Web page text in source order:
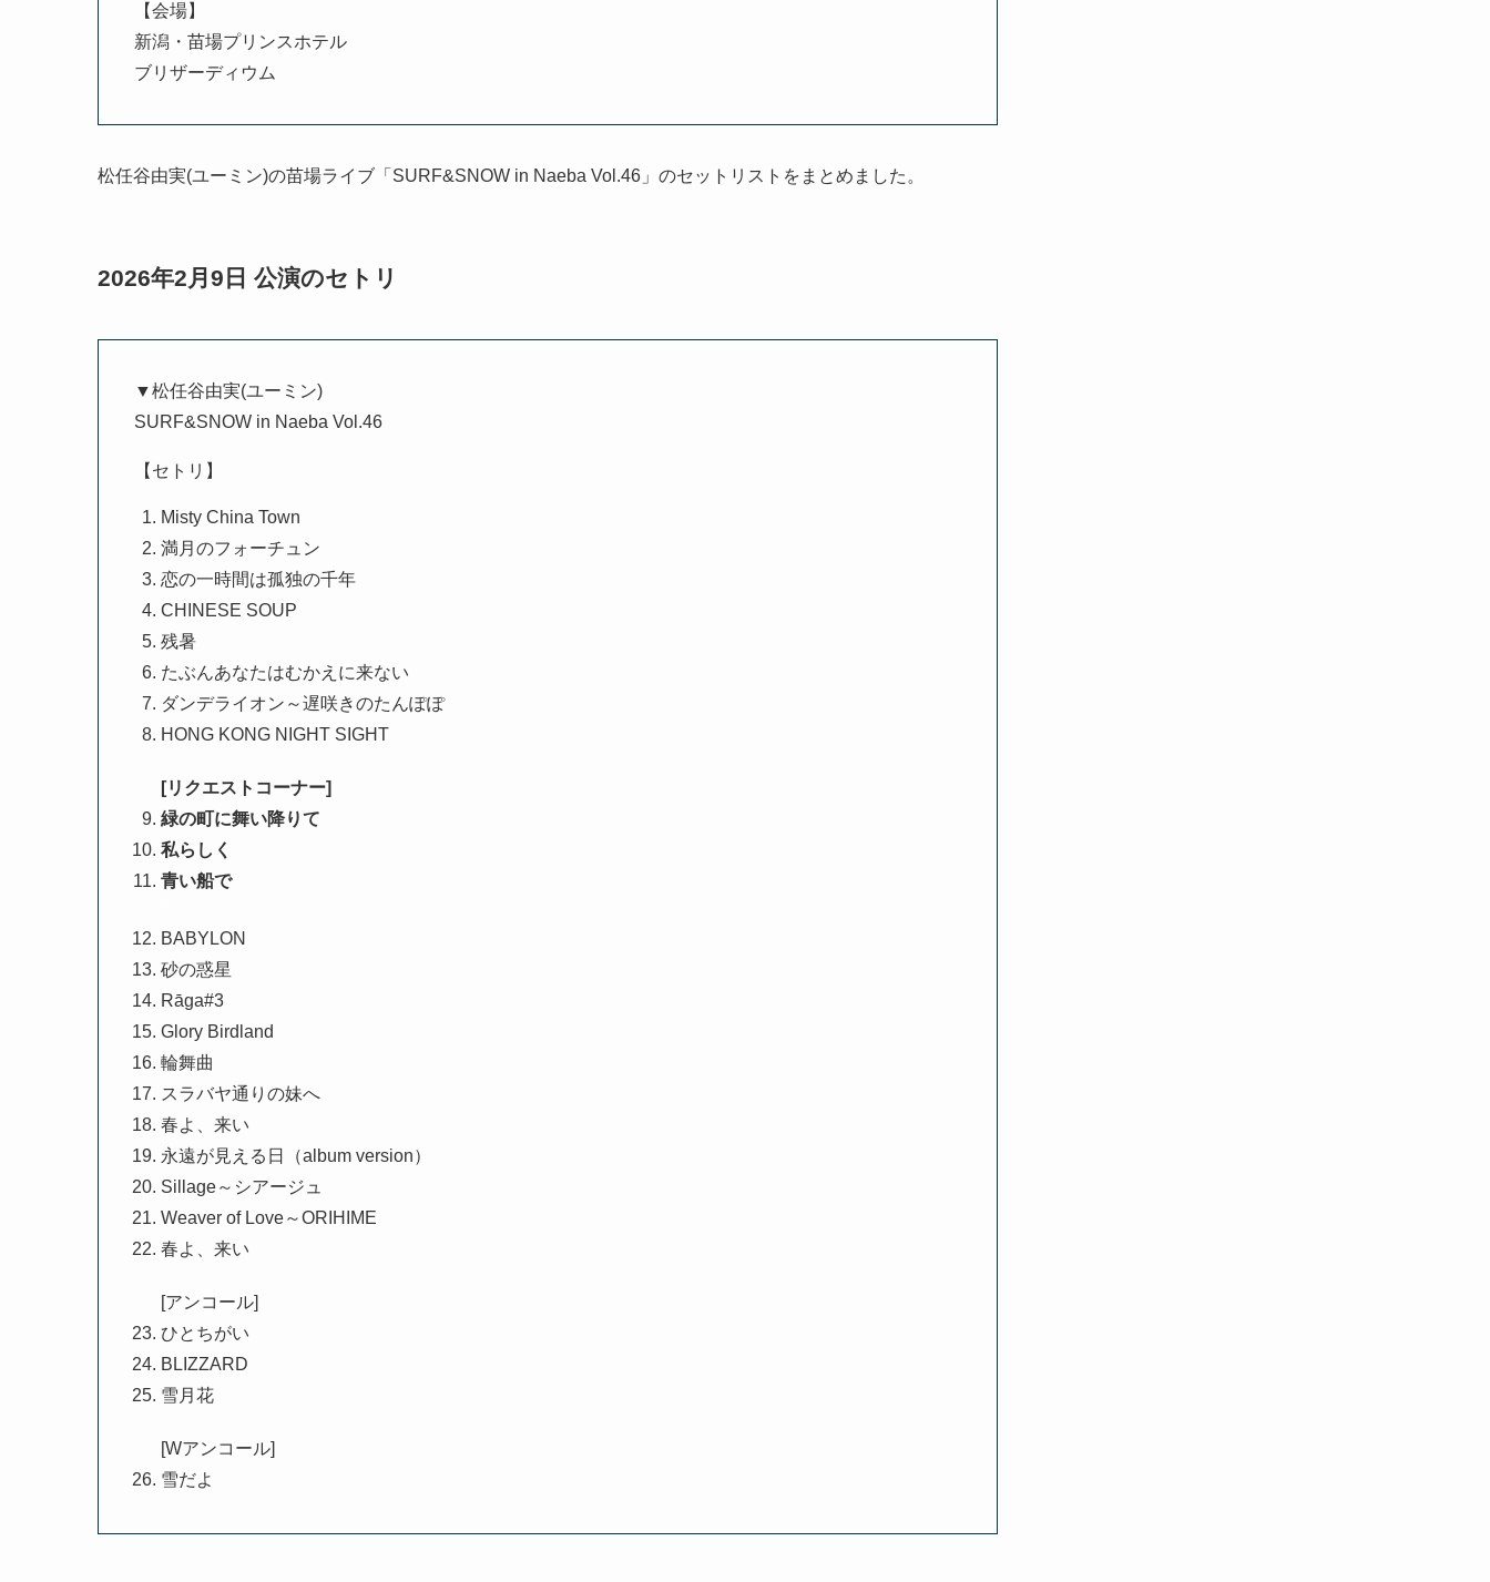
【会場】
新潟・苗場プリンスホテル
ブリザーディウム
松任谷由実(ユーミン)の苗場ライブ「SURF&SNOW in Naeba Vol.46」のセットリストをまとめました。
2026年2月9日 公演のセトリ
▼松任谷由実(ユーミン)
SURF&SNOW in Naeba Vol.46
【セトリ】
Misty China Town
満月のフォーチュン
恋の一時間は孤独の千年
CHINESE SOUP
残暑
たぶんあなたはむかえに来ない
ダンデライオン～遅咲きのたんぽぽ
HONG KONG NIGHT SIGHT
[リクエストコーナー]
緑の町に舞い降りて
私らしく
青い船で
BABYLON
砂の惑星
Rāga#3
Glory Birdland
輪舞曲
スラバヤ通りの妹へ
春よ、来い
永遠が見える日（album version）
Sillage～シアージュ
Weaver of Love～ORIHIME
春よ、来い
[アンコール]
ひとちがい
BLIZZARD
雪月花
[Wアンコール]
雪だよ